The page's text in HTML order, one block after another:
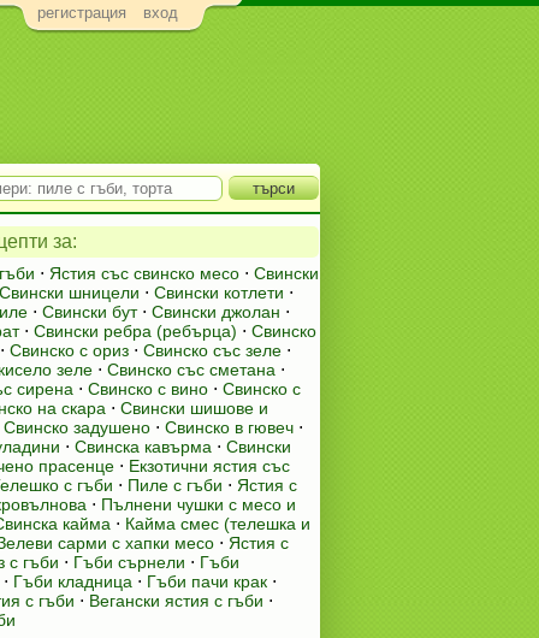
регистрация вход
за:
⋅ Ястия със свинско месо ⋅ Свински
Свински шницели ⋅ Свински котлети ⋅
⋅ Свински бут⋅ Свински джолан ⋅
⋅ Свински ребра (ребърца) ⋅ Свинско
⋅ Свинско с ориз ⋅ Свинско със зеле ⋅
зеле ⋅ Свинско със сметана ⋅
сирена ⋅ Свинско с вино ⋅ Свинско с
на скара ⋅ Свински шишове и
Свинско задушено ⋅ Свинско в гювеч ⋅
⋅ Свинска кавърма ⋅ Свински
прасенце ⋅ Екзотични ястия със
с гъби ⋅ Пиле с гъби ⋅ Ястия с
⋅ Пълнени чушки с месо и
кайма ⋅ Кайма смес (телешка и
сарми с хапки месо ⋅ Ястия с
с гъби ⋅ Гъби сърнели ⋅ Гъби
⋅ Гъби кладница ⋅ Гъби пачи крак ⋅
с гъби ⋅ Вегански ястия с гъби ⋅